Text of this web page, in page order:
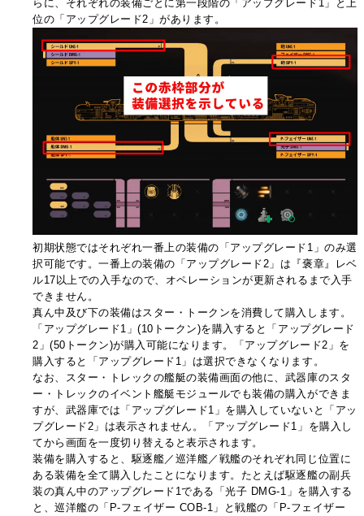
らに、それぞれの装備ごとに第一段階の「アップグレード1」と上
位の「アップグレード2」があります。
初期状態ではそれぞれ一番上の装備の「アップグレード1」のみ選
択可能です。一番上の装備の「アップグレード2」は『褒章』レベ
ル17以上での入手なので、オペレーションが更新されるまで入手
できません。
真ん中及び下の装備はスター・トークンを消費して購入します。
「アップグレード1」(10トークン)を購入すると「アップグレード
2」(50トークン)が購入可能になります。「アップグレード2」を
購入すると「アップグレード1」は選択できなくなります。
なお、スター・トレックの艦艇の装備画面の他に、武器庫のスタ
ー・トレックのイベント艦艇モジュールでも装備の購入ができま
すが、武器庫では「アップグレード1」を購入していないと「アッ
プグレード2」は表示されません。「アップグレード1」を購入し
てから画面を一度切り替えると表示されます。
装備を購入すると、駆逐艦／巡洋艦／戦艦のそれぞれ同じ位置に
ある装備を全て購入したことになります。たとえば駆逐艦の副兵
装の真ん中のアップグレード1である「光子 DMG-1」を購入する
と、巡洋艦の「P-フェイザー COB-1」と戦艦の「P-フェイザー